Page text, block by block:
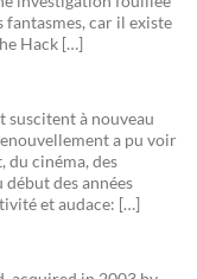
car il existe
Hack […]
suscitent à nouveau
a pu voir
du cinéma, des
début des années
et audace: […]